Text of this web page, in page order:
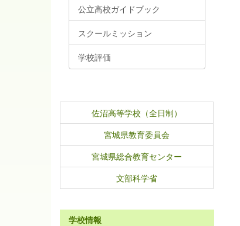
公立高校ガイドブック
スクールミッション
学校評価
佐沼高等学校（全日制）
宮城県教育委員会
宮城県総合教育センター
文部科学省
学校情報